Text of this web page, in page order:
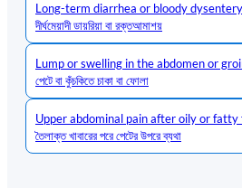
Long-term diarrhea or bloody dysentery
দীর্ঘমেয়াদী ডায়রিয়া বা রক্তআমাশয়
Lump or swelling in the abdomen or
পেটে বা কুঁচকিতে চাকা বা ফোলা
Upper abdominal pain after oily or fatty
তৈলাক্ত খাবারের পরে পেটের উপরে ব্যথা